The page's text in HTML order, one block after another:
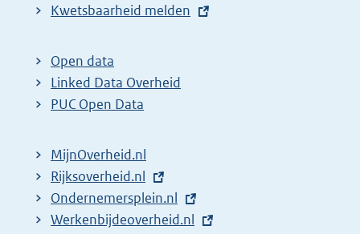
E
t
e
r
l
i
n
k
Kwetsbaarheid melden
Open data
Linked Data Overheid
PUC Open Data
MijnOverheid.nl
E
x
t
Rijksoverheid.nl
E
x
Ondernemersplein.nl
E
Werkenbijdeoverheid.nl